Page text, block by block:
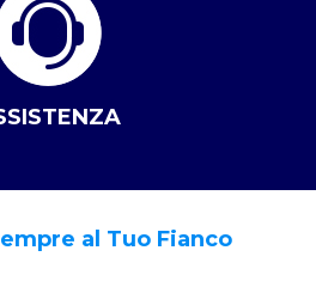
al Tuo Fianco